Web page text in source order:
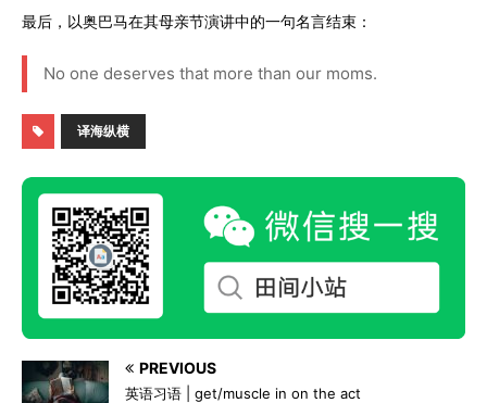
最后，以奥巴马在其母亲节演讲中的一句名言结束：
No one deserves that more than our moms.
译海纵横
PREVIOUS
英语习语 | get/muscle in on the act